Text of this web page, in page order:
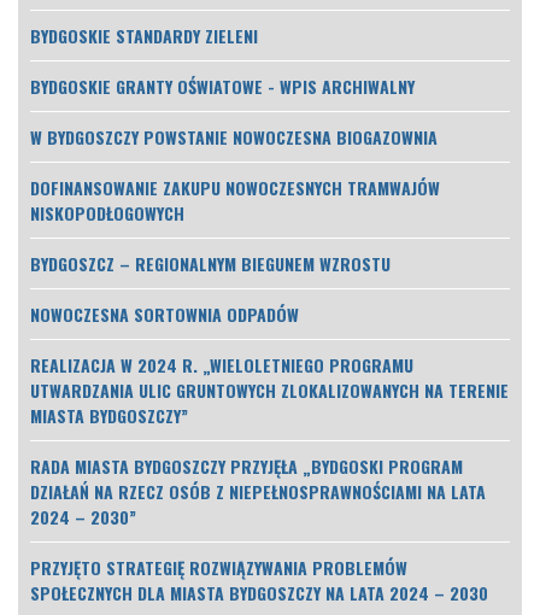
BYDGOSKIE STANDARDY ZIELENI
BYDGOSKIE GRANTY OŚWIATOWE - WPIS ARCHIWALNY
W BYDGOSZCZY POWSTANIE NOWOCZESNA BIOGAZOWNIA
DOFINANSOWANIE ZAKUPU NOWOCZESNYCH TRAMWAJÓW
NISKOPODŁOGOWYCH
BYDGOSZCZ – REGIONALNYM BIEGUNEM WZROSTU
NOWOCZESNA SORTOWNIA ODPADÓW
REALIZACJA W 2024 R. „WIELOLETNIEGO PROGRAMU
UTWARDZANIA ULIC GRUNTOWYCH ZLOKALIZOWANYCH NA TERENIE
MIASTA BYDGOSZCZY”
RADA MIASTA BYDGOSZCZY PRZYJĘŁA „BYDGOSKI PROGRAM
DZIAŁAŃ NA RZECZ OSÓB Z NIEPEŁNOSPRAWNOŚCIAMI NA LATA
2024 – 2030”
PRZYJĘTO STRATEGIĘ ROZWIĄZYWANIA PROBLEMÓW
SPOŁECZNYCH DLA MIASTA BYDGOSZCZY NA LATA 2024 – 2030